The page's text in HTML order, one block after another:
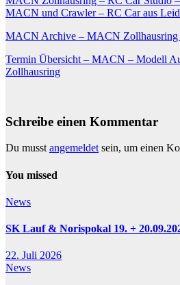
MACN und Crawler – RC Car aus
MACN Archive – MACN Zollhausring
Termin Übersicht – MACN – Modell
Zollhausring
Schreibe einen Kommentar
Du musst angemeldet sein, um einen
You missed
News
SK Lauf & Norispokal 19. +
22. Juli 2026
News